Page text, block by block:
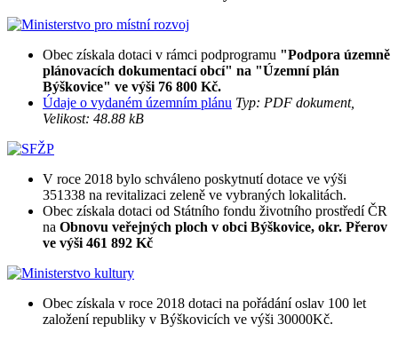
Obec získala dotaci v rámci podprogramu "Podpora územně
plánovacích dokumentací obcí" na "Územní plán
Býškovice" ve výši 76 800 Kč.
Údaje o vydaném územním plánu Typ: PDF dokument,
Velikost: 48.88 kB
V roce 2018 bylo schváleno poskytnutí dotace ve výši
351338 na revitalizaci zeleně ve vybraných lokalitách.
Obec získala dotaci od Státního fondu životního prostředí ČR
na Obnovu veřejných ploch v obci Býškovice, okr. Přerov
ve výši 461 892 Kč
Obec získala v roce 2018 dotaci na pořádání oslav 100 let
založení republiky v Býškovicích ve výši 30000Kč.